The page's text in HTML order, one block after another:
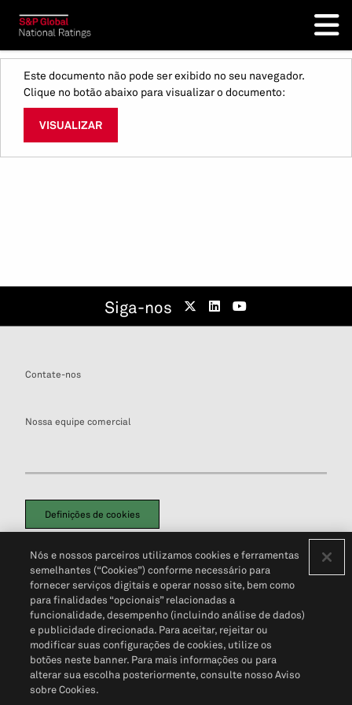
Este documento não pode ser exibido no seu navegador.
Clique no botão abaixo para visualizar o documento:
VISUALIZAR
Siga-nos
Contate-nos
Nossa equipe comercial
Definições de cookies
Política de PrivacidadePortal de privacidade do cliente (em inglês)
Não Venda Minhas Informações Pessoais© 2026 S&P Global
Nós e nossos parceiros utilizamos cookies e ferramentas
semelhantes (“Cookies”) conforme necessário para
fornecer serviços digitais e operar nosso site, bem como
para finalidades “opcionais” relacionadas a
funcionalidade, desempenho (incluindo análise de dados)
e publicidade direcionada. Para aceitar, rejeitar ou
modificar suas configurações de cookies, utilize os
botões neste banner. Para mais informações ou para
alterar sua escolha posteriormente, consulte nosso Aviso
sobre Cookies.